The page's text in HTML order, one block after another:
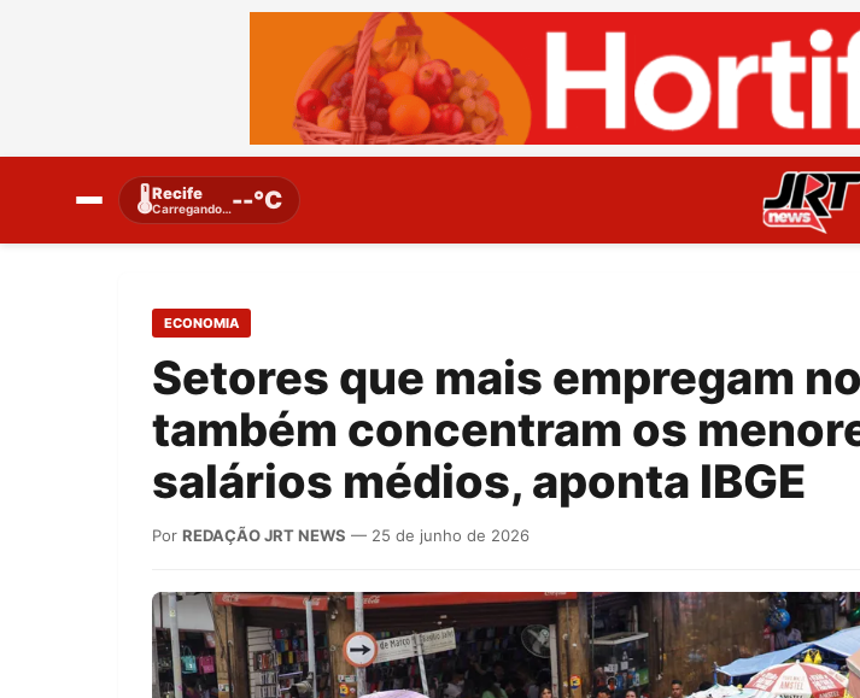
🌡️Recife
Carregando…--°C
ECONOMIA
Setores que mais empregam
também concentram os
salários médios, aponta IBGE
Por REDAÇÃO JRT NEWS — 25 de junho de 2026